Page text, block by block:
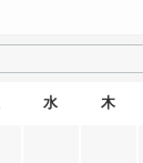
水 木